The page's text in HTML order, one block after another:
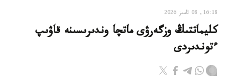
16:18, 08 تامىز 2026
كليماتتىڭ وزگەرۋى ماتچا وندىرىسىنە قاۋىپ
ءتوندىردى